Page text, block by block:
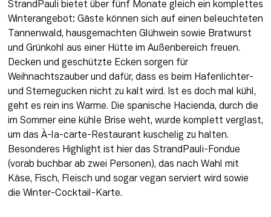
StrandPauli bietet über fünf Monate gleich ein komplettes
Winterangebot: Gäste können sich auf einen beleuchteten
Tannenwald, hausgemachten Glühwein sowie Bratwurst
und Grünkohl aus einer Hütte im Außenbereich freuen.
Decken und geschützte Ecken sorgen für
Weihnachtszauber und dafür, dass es beim Hafenlichter-
und Sternegucken nicht zu kalt wird. Ist es doch mal kühl,
geht es rein ins Warme. Die spanische Hacienda, durch die
im Sommer eine kühle Brise weht, wurde komplett verglast,
um das À-la-carte-Restaurant kuschelig zu halten.
Besonderes Highlight ist hier das StrandPauli-Fondue
(vorab buchbar ab zwei Personen), das nach Wahl mit
Käse, Fisch, Fleisch und sogar vegan serviert wird sowie
die Winter-Cocktail-Karte.